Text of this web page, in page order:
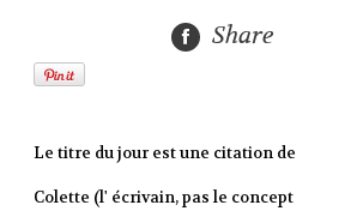
Share
Le titre du jour est une citation de
Colette (l' écrivain, pas le concept